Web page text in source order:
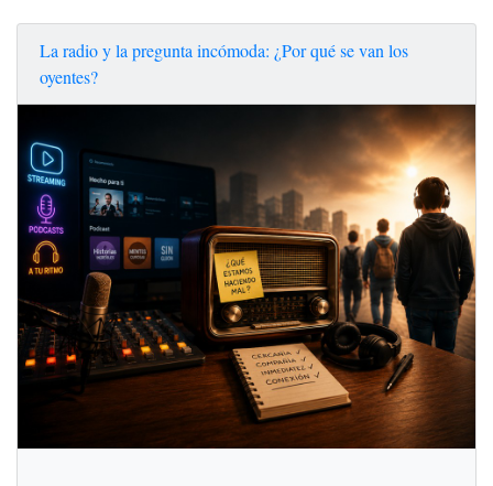
La radio y la pregunta incómoda: ¿Por qué se van los
oyentes?